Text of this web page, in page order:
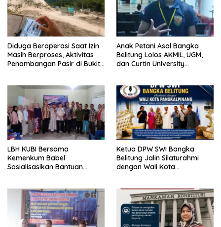
Diduga Beroperasi Saat Izin
Masih Berproses, Aktivitas
Penambangan Pasir di Bukit
Anak Petani Asal Bangka
Belitung Lolos AKMIL, UGM,
dan Curtin University
LBH KUBI Bersama
Kemenkum Babel
Sosialisasikan Bantuan
Ketua DPW SWI Bangka
Belitung Jalin Silaturahmi
dengan Wali Kota